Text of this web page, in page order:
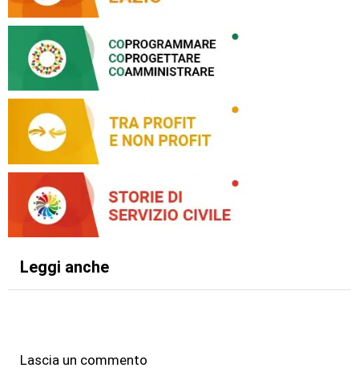
Leggi anche
Lascia un commento